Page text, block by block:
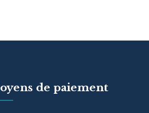
de paiement